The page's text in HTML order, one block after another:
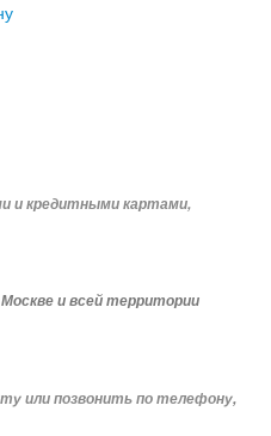
и кредитными картами,
и всей территории
или позвонить по телефону,